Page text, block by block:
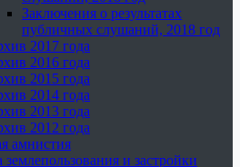
Заключения о результатах
публичных слушаний, 2018 год
2017 года
2016 года
2015 года
2014 года
2013 года
2012 года
амнистия
и застройки